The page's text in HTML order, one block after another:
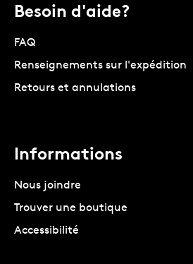
Besoin d'aide?
FAQ
Renseignements sur l'expédition
Retours et annulations
Informations
Nous joindre
Trouver une boutique
Accessibilité